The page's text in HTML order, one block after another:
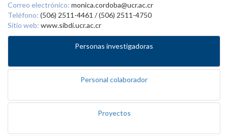
Correo electrónico: monica.cordoba@ucr.ac.cr
Teléfono: (506) 2511-4461 / (506) 2511-4750
Sitio web: www.sibdi.ucr.ac.cr
Personas investigadoras
Personal colaborador
Proyectos